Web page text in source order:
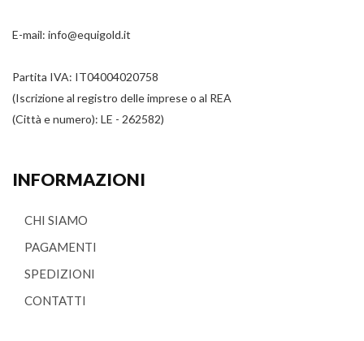
E-mail: info@equigold.it
Partita IVA: IT04004020758
(Iscrizione al registro delle imprese o al REA
(Città e numero): LE - 262582)
INFORMAZIONI
CHI SIAMO
PAGAMENTI
SPEDIZIONI
CONTATTI